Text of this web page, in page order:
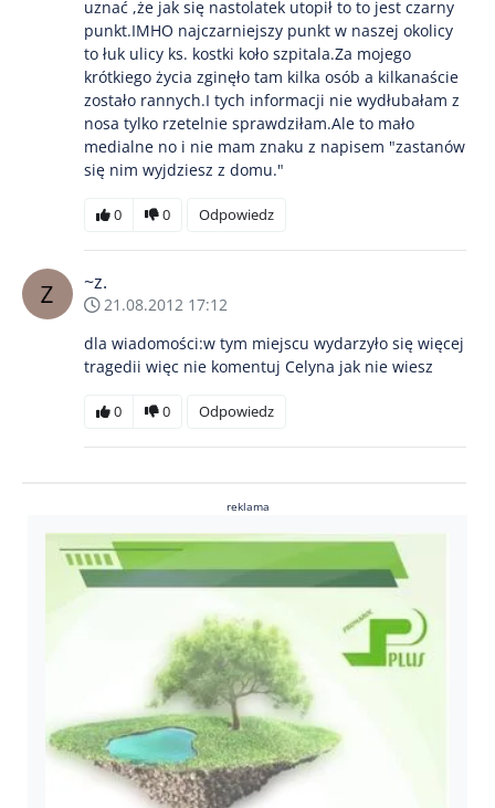
uznać ,że jak się nastolatek utopił to to jest czarny
punkt.IMHO najczarniejszy punkt w naszej okolicy
to łuk ulicy ks. kostki koło szpitala.Za mojego
krótkiego życia zginęło tam kilka osób a kilkanaście
zostało rannych.I tych informacji nie wydłubałam z
nosa tylko rzetelnie sprawdziłam.Ale to mało
medialne no i nie mam znaku z napisem "zastanów
się nim wyjdziesz z domu."
0 0 Odpowiedz
~z.
21.08.2012 17:12
dla wiadomości:w tym miejscu wydarzyło się więcej
tragedii więc nie komentuj Celyna jak nie wiesz
0 0 Odpowiedz
reklama